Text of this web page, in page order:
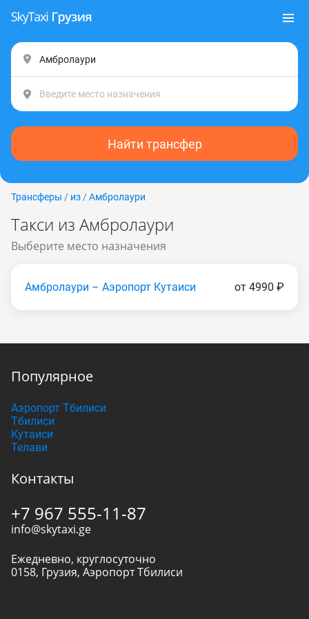
Найти трансфер
Трансферы / из / Амбролаури
Такси из Амбролаури
Выберите место назначения
Амбролаури – Аэропорт Кутаиси от 4990 ₽
Популярное
Аэропорт Тбилиси
Тбилиси
Кутаиси
Телави
Контакты
+7 967 555-11-87
info@skytaxi.ge
Ежедневно, круглосуточно
0158, Грузия, Аэропорт Тбилиси